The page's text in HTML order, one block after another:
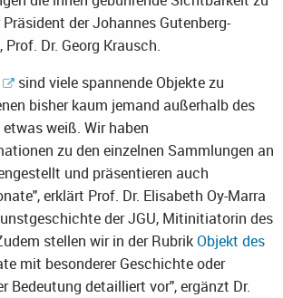
der Johannes Gutenberg-
Dr. Georg Krausch.
sind viele spannende Objekte zu
bisher kaum jemand außerhalb des
weiß. Wir haben
zu den einzelnen Sammlungen an
und präsentieren auch
erklärt Prof. Dr. Elisabeth Oy-Marra
der JGU, Mitinitiatorin des
stellen wir in der RubrikObjekt des
mit besonderer Geschichte oder
Bedeutung detailliert vor", ergänzt Dr.